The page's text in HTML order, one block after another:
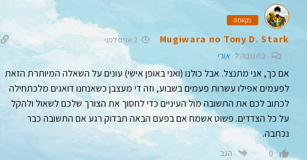
נקאמה
Mugiwara no Tony D. Stark
בתגובה לאורי
אם כך, אני מתנצל. אבל כולנו (ואני באופן אישי) עונים על השאלה המיותרת הזאת
לפעמים אפילו עשרות פעמים בשבוע, וזה די מעצבן כשאנחנו דואגים מלכתחילה
לכתוב לכם את התשובה מול העיניים כדי לחסוך את הצורך שלכם לשאול ולהקל
על כל הצדדים. פשוט אשמח אם בפעם הבאה תבדוק רגע אם התשובה כבר
נכתבה.
0 הגב